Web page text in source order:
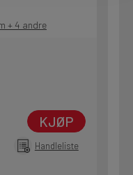
+ 4 andre
KJØP
Handleliste